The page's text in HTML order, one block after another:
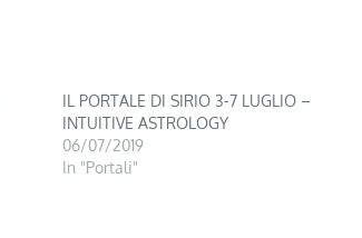
IL PORTALE DI SIRIO 3-7 LUGLIO –
INTUITIVE ASTROLOGY
06/07/2019
In "Portali"